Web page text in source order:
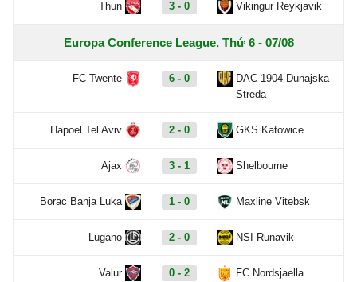
Thun 3 - 0 Vikingur Reykjavik
Europa Conference League, Thứ 6 - 07/08
FC Twente 6 - 0
DAC 1904 Dunajska
Streda
Hapoel Tel Aviv 2 - 0 GKS Katowice
Ajax 3 - 1 Shelbourne
Borac Banja Luka 1 - 0 Maxline Vitebsk
Lugano 2 - 0 NSI Runavik
Valur 0 - 2 FC Nordsjaella